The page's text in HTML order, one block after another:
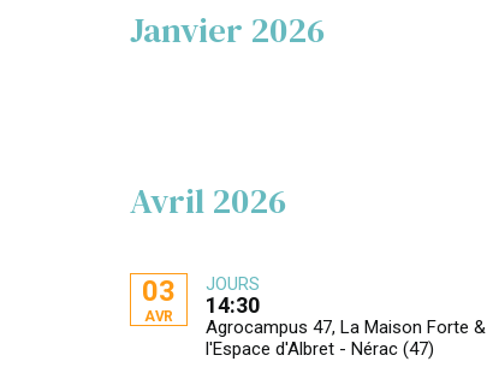
Janvier 2026
Avril 2026
03
AVR
JOURS
14:30
Agrocampus 47, La Maison Forte &
l'Espace d'Albret - Nérac (47)